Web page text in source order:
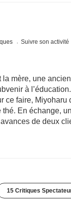
Suivre son activité
mère, une
à
ce faire, Miyoharu
En échange,
de deux
15 Critiques